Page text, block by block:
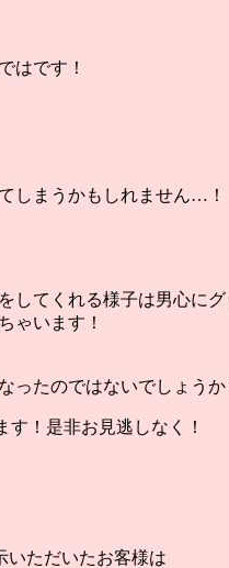
はです！
しまうかもしれません…！
してくれる様子は男心に
ゃいます！
ったのではないでしょうか
！是非お見逃しなく！
いただいたお客様は